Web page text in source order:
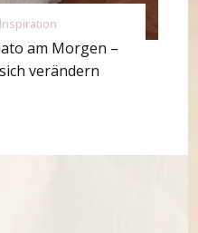
am Morgen –
verändern